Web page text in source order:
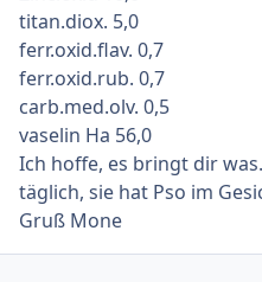
titan.diox. 5,0
ferr.oxid.flav. 0,7
ferr.oxid.rub. 0,7
carb.med.olv. 0,5
vaselin Ha 56,0
Ich hoffe, es bringt dir
täglich, sie hat Pso im
Gruß Mone